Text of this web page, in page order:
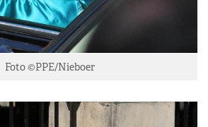
Foto ©PPE/Nieboer